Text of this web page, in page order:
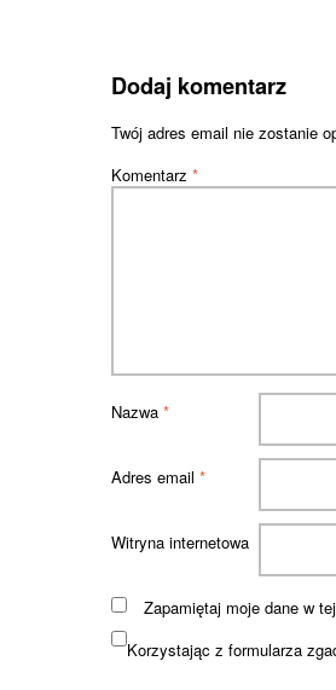
Dodaj komentarz
Twój adres email nie zostanie
Komentarz *
Nazwa *
Adres email *
Witryna internetowa
Zapamiętaj moje dane w
Korzystając z formularza